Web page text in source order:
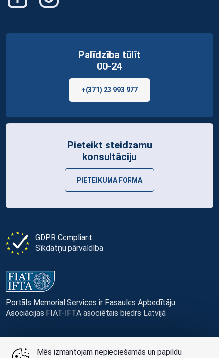
GDPR Compliant
Sīkdatņu pārvaldība
Portāls Memorial Services ir Pasaules Apbedītāju
Asociācijas FIAT-IFTA asociētais biedrs Latvijā
Palīdzība tūlīt
00-24
+(371) 23 993 977
Pieteikt steidzamu
konsultāciju
PIETEIKUMA FORMA
Mēs izmantojam nepieciešamās un papildu